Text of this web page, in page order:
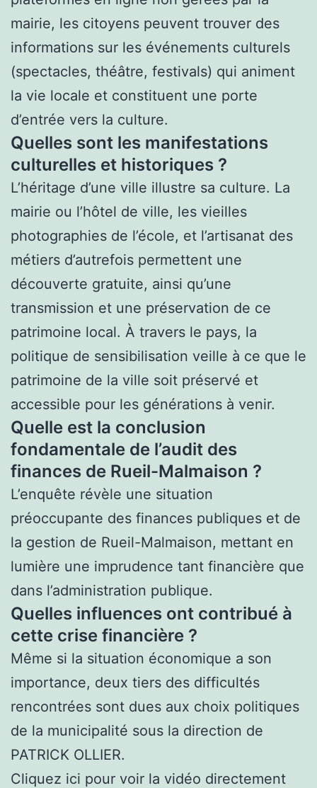
mairie, les citoyens peuvent trouver des
informations sur les événements culturels
(spectacles, théâtre, festivals) qui animent
la vie locale et constituent une porte
d’entrée vers la culture.
Quelles sont les manifestations
culturelles et historiques ?
L’héritage d’une ville illustre sa culture. La
mairie ou l’hôtel de ville, les vieilles
photographies de l’école, et l’artisanat des
métiers d’autrefois permettent une
découverte gratuite, ainsi qu’une
transmission et une préservation de ce
patrimoine local. À travers le pays, la
politique de sensibilisation veille à ce que le
patrimoine de la ville soit préservé et
accessible pour les générations à venir.
Quelle est la conclusion
fondamentale de l’audit des
finances de Rueil-Malmaison ?
L’enquête révèle une situation
préoccupante des finances publiques et de
la gestion de Rueil-Malmaison, mettant en
lumière une imprudence tant financière que
dans l’administration publique.
Quelles influences ont contribué à
cette crise financière ?
Même si la situation économique a son
importance, deux tiers des difficultés
rencontrées sont dues aux choix politiques
de la municipalité sous la direction de
PATRICK OLLIER.
Cliquez ici pour voir la vidéo directement